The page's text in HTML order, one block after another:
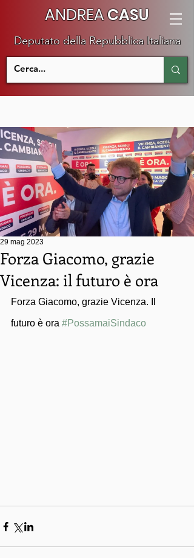
ANDREACASU
Deputato della Repubblica Italiana
Forza Giacomo, grazie
Vicenza: il futuro è ora
29 mag 2023
Forza Giacomo, grazie Vicenza. Il
futuro è ora #PossamaiSindaco